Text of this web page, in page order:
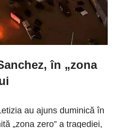
în „zona
au ajuns duminică în
„zona zero” a tragediei,